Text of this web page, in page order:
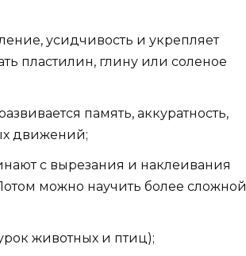
усидчивость и укрепляет
пластилин, глину или соленое
память, аккуратность,
движений;
с вырезания и наклеивания
можно научить более сложной
животных и птиц);